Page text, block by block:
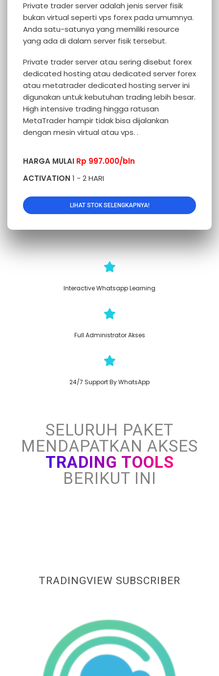
Private trader server adalah jenis server fisik
bukan virtual seperti vps forex pada umumnya.
Anda satu-satunya yang memiliki resource
yang ada di dalam server fisik tersebut.
Private trader server atau sering disebut forex
dedicated hosting atau dedicated server forex
atau metatrader dedicated hosting server ini
digunakan untuk kebutuhan trading lebih besar.
High intensive trading hingga ratusan
MetaTrader hampir tidak bisa dijalankan
dengan mesin virtual atau vps. .
HARGA MULAI Rp 997.000/bln
ACTIVATION 1 - 2 HARI
LIHAT STOK SELENGKAPNYA!
Interactive Whatsapp Learning
Full Administrator Akses
24/7 Support By WhatsApp
SELURUH PAKET
MENDAPATKAN AKSES
TRADING TOOLS
BERIKUT INI
TRADINGVIEW SUBSCRIBER